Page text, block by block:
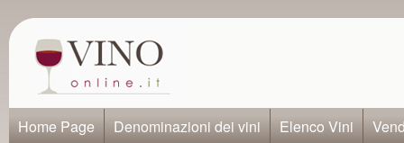
Home Page Denominazioni dei vini Elenco Vini